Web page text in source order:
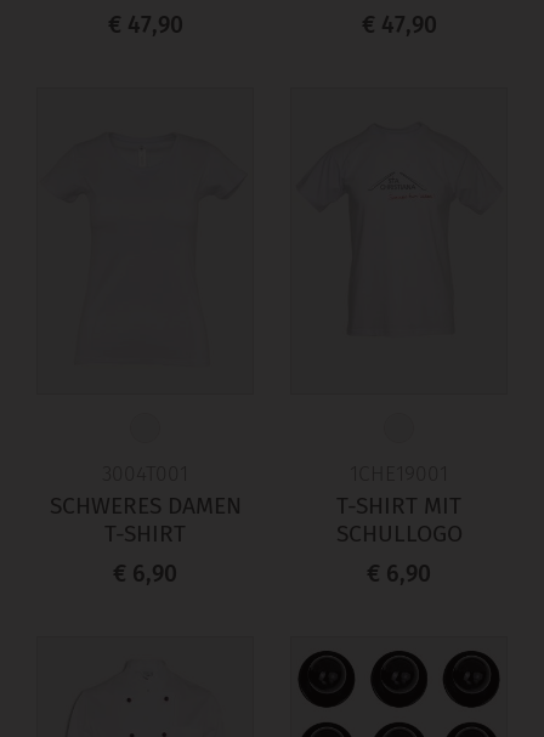
€ 47,90
€ 47,90
SCHWERES DAMEN
T-SHIRT
€ 6,90
T-SHIRT MIT
SCHULLOGO
€ 6,90